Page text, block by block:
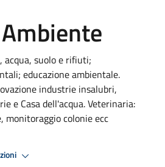
acqua, suolo e rifiuti;
educazione ambientale.
industrie insalubri,
e Casa dell'acqua. Veterinaria:
colonie ecc